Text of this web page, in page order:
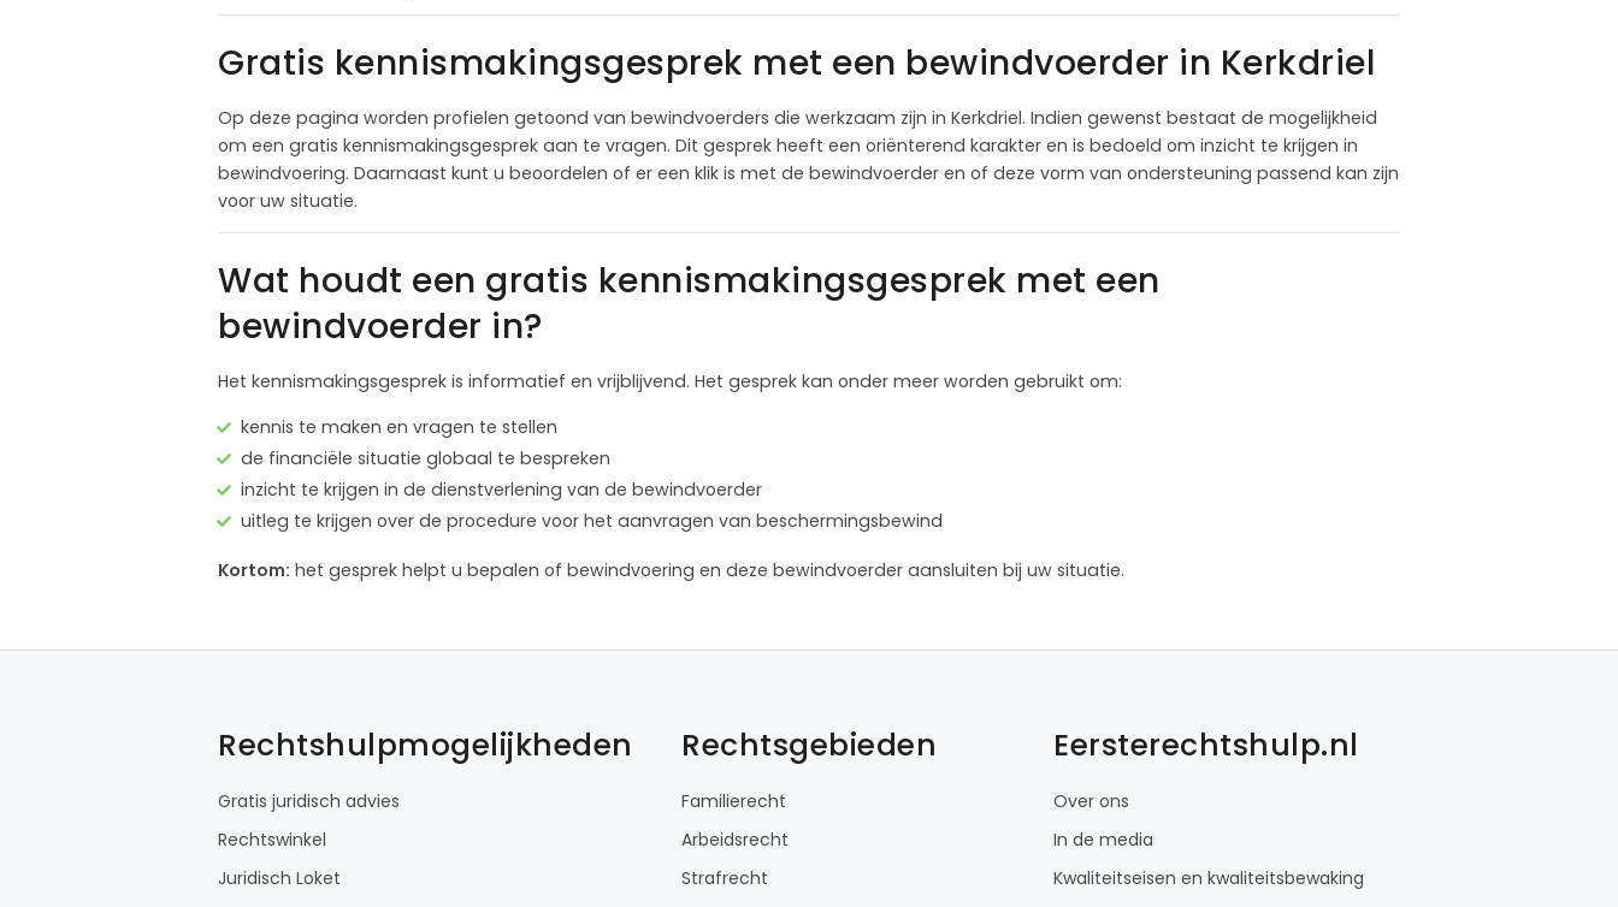
Gratis kennismakingsgesprek met een bewindvoerder in Kerkdriel
Op deze pagina worden profielen getoond van bewindvoerders die werkzaam zijn in Kerkdriel. Indien gewenst bestaat de mogelijkheid
om een gratis kennismakingsgesprek aan te vragen. Dit gesprek heeft een oriënterend karakter en is bedoeld om inzicht te krijgen in
bewindvoering. Daarnaast kunt u beoordelen of er een klik is met de bewindvoerder en of deze vorm van ondersteuning passend kan zijn
voor uw situatie.
Wat houdt een gratis kennismakingsgesprek met een
bewindvoerder in?
Het kennismakingsgesprek is informatief en vrijblijvend. Het gesprek kan onder meer worden gebruikt om:
kennis te maken en vragen te stellen
de financiële situatie globaal te bespreken
inzicht te krijgen in de dienstverlening van de bewindvoerder
uitleg te krijgen over de procedure voor het aanvragen van beschermingsbewind
Kortom: het gesprek helpt u bepalen of bewindvoering en deze bewindvoerder aansluiten bij uw situatie.
Rechtshulpmogelijkheden
Gratis juridisch advies
Rechtswinkel
Juridisch Loket
Rechtsgebieden
Familierecht
Arbeidsrecht
Strafrecht
Eersterechtshulp.nl
Over ons
In de media
Kwaliteitseisen en kwaliteitsbewaking